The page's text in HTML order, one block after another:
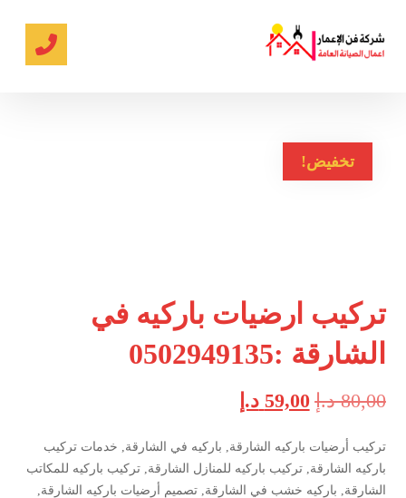
تخفيض!
تركيب ارضيات باركيه في
الشارقة :0502949135
80,00 د.إ 59,00 د.إ
تركيب أرضيات باركيه الشارقة, باركيه في الشارقة, خدمات تركيب
باركيه الشارقة, تركيب باركيه للمنازل الشارقة, تركيب باركيه للمكاتب
الشارقة, باركيه خشب في الشارقة, تصميم أرضيات باركيه الشارقة,